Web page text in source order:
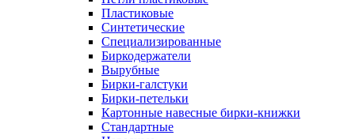
Пластиковые
Синтетические
Специализированные
Биркодержатели
Вырубные
Бирки-галстуки
Бирки-петельки
Картонные навесные бирки-книжки
Стандартные